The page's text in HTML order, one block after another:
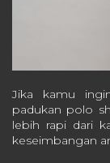
Jika kamu
padukan polo
lebih rapi dari
keseimbangan